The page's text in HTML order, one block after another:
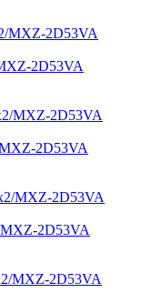
2D53VA
2D53VA
2D53VA